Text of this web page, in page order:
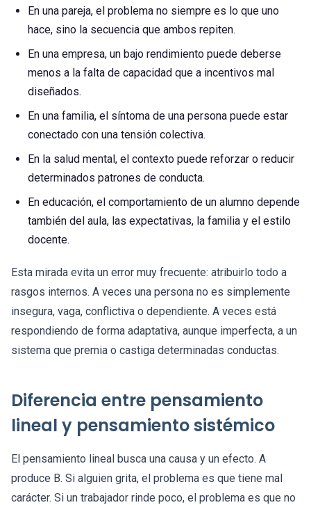
En una pareja, el problema no siempre es lo que uno
hace, sino la secuencia que ambos repiten.
En una empresa, un bajo rendimiento puede deberse
menos a la falta de capacidad que a incentivos mal
diseñados.
En una familia, el síntoma de una persona puede estar
conectado con una tensión colectiva.
En la salud mental, el contexto puede reforzar o reducir
determinados patrones de conducta.
En educación, el comportamiento de un alumno depende
también del aula, las expectativas, la familia y el estilo
docente.
Esta mirada evita un error muy frecuente: atribuirlo todo a
rasgos internos. A veces una persona no es simplemente
insegura, vaga, conflictiva o dependiente. A veces está
respondiendo de forma adaptativa, aunque imperfecta, a un
sistema que premia o castiga determinadas conductas.
Diferencia entre pensamiento
lineal y pensamiento sistémico
El pensamiento lineal busca una causa y un efecto. A
produce B. Si alguien grita, el problema es que tiene mal
carácter. Si un trabajador rinde poco, el problema es que no